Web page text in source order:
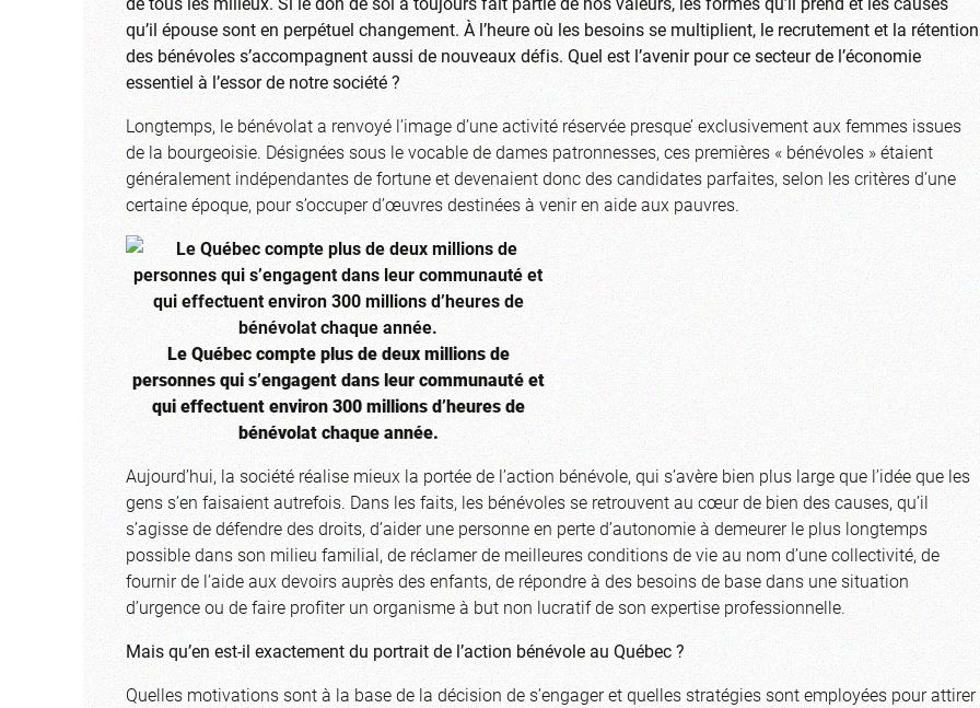
qu’il épouse sont en perpétuel changement. À l’heure où les besoins se multiplient, le recrutement et la rétention
des bénévoles s’accompagnent aussi de nouveaux défis. Quel est l’avenir pour ce secteur de l’économie
essentiel à l’essor de notre société ?
Longtemps, le bénévolat a renvoyé l’image d’une activité réservée presque’ exclusivement aux femmes issues
de la bourgeoisie. Désignées sous le vocable de dames patronnesses, ces premières « bénévoles » étaient
généralement indépendantes de fortune et devenaient donc des candidates parfaites, selon les critères d’une
certaine époque, pour s’occuper d’œuvres destinées à venir en aide aux pauvres.
Le Québec compte plus de deux millions de
personnes qui s’engagent dans leur communauté et
qui effectuent environ 300 millions d’heures de
bénévolat chaque année.
Aujourd’hui, la société réalise mieux la portée de l’action bénévole, qui s’avère bien plus large que l’idée que les
gens s’en faisaient autrefois. Dans les faits, les bénévoles se retrouvent au cœur de bien des causes, qu’il
s’agisse de défendre des droits, d’aider une personne en perte d’autonomie à demeurer le plus longtemps
possible dans son milieu familial, de réclamer de meilleures conditions de vie au nom d’une collectivité, de
fournir de l’aide aux devoirs auprès des enfants, de répondre à des besoins de base dans une situation
d’urgence ou de faire profiter un organisme à but non lucratif de son expertise professionnelle.
Mais qu’en est-il exactement du portrait de l’action bénévole au Québec ?
Quelles motivations sont à la base de la décision de s’engager et quelles stratégies sont employées pour attirer